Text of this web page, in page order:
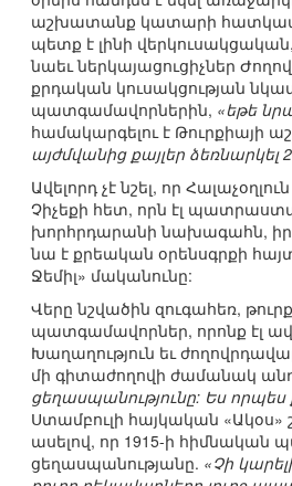
աշխատանք կատարի հատկապես
պետք է լինի
նաեւ ներկայացուցիչներ
քրդական կուսակցության
պատգամավորներին, «եթե
համակարգելու է Թուրքիայի
այժմվանից քայլեր ձեռնարկել
Ավելորդ չէ նշել, որ
Չիչեքի հետ, որն էլ
խորհրդարանի նախագահն, իր
նա է քրեական օրենսգրքի
Ջեմիլ» մականունը:
Վերը նշվածին զուգահեռ,
պատգամավորներ, որոնք էլ
Խաղաղություն եւ
մի գիտաժողովի ժամանակ
ցեղասպանությունը: Ես
Ստամբուլի հայկական
ասելով, որ 1915-ի
ցեղասպանությանը. «Չի